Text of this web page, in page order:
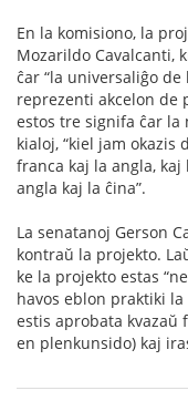
En la komisiono, la
Mozarildo Cavalcanti,
ĉar “la universaliĝo de
reprezenti akcelon de
estos tre signifa ĉar
kialoj, “kiel jam
franca kaj la angla,
angla kaj la ĉina”.
La senatanoj Gerson
kontraŭ la projekto.
ke la projekto estas
havos eblon praktiki
estis aprobata kvazaŭ
en plenkunsido) kaj